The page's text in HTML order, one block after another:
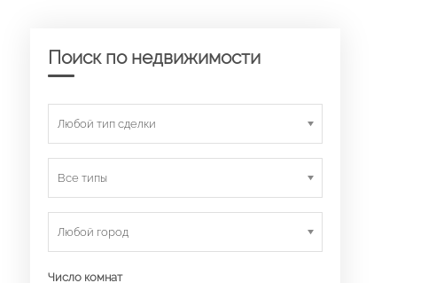
Поиск по недвижимости
Любой тип сделки
Все типы
Любой город
Число комнат